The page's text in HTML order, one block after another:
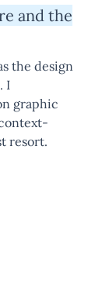
and the
the design
I
graphic
resort.